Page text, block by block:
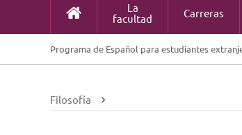
La
facultad
Carreras
Programa de Español para estudiantes
Filosofía